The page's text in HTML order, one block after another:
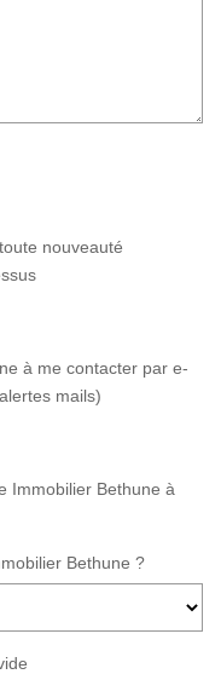
nouveauté
à me contacter par e-
mails)
Immobilier Bethune à
Bethune ?